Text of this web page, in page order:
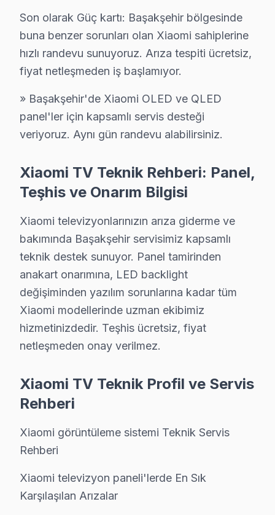
Uzman Xiaomi Teknisyen Ekibimiz
Başakşehir Xiaomi Onarım hizmeti'in başarısı,
• Başakşehir'de Xiaomi Yetkili Hizmet Sertifikasyonu
• Başakşehir'de BGA ve SMD Lehimleme Uzmanlığı
Anakart üzerindeki mikro arızaları tahmin değil,
• Yazılım ve Firmware Yükseltmesi
Başakşehir servisimizde modern teknolojilere ayak
» Teknik yetkinlik ile güvenilirliği bir arada
Başakşehir'de televizyon servis ihtiyacınız için,
Başakşehir Xiaomi servis Merkezi
Başakşehir Xiaomi uzman ekibimiz, Başakşehir bölge
Başakşehir'de Xiaomi servis talebiniz için bizi
Başakşehir'de Xiaomi teknik destek hizmetimiz TV
Başakşehir bu cihaz servis ekibi olarak,
Fabrika Servis Xiaomi Saha Deneyimi:
Saha gözlemlerimiz — Başakşehir özelinde Xiaomi
Başakşehir'deki Xiaomi başvuruları incelendiğinde en
Başakşehir'de son değerlendirme döneminde
— %8 2-3 gün içinde teslim
Son olarak Güç kartı: Başakşehir bölgesinde
buna benzer sorunları olan Xiaomi sahiplerine
hızlı randevu sunuyoruz. Arıza tespiti ücretsiz,
fiyat netleşmeden iş başlamıyor.
» Başakşehir'de Xiaomi OLED ve QLED
panel'ler için kapsamlı servis desteği
veriyoruz. Aynı gün randevu alabilirsiniz.
Xiaomi TV Teknik Rehberi: Panel,
Teşhis ve Onarım Bilgisi
Xiaomi televizyonlarınızın arıza giderme ve
bakımında Başakşehir servisimiz kapsamlı
teknik destek sunuyor. Panel tamirinden
anakart onarımına, LED backlight
değişiminden yazılım sorunlarına kadar tüm
Xiaomi modellerinde uzman ekibimiz
hizmetinizdedir. Teşhis ücretsiz, fiyat
netleşmeden onay verilmez.
Xiaomi TV Teknik Profil ve Servis
Rehberi
Xiaomi görüntüleme sistemi Teknik Servis
Rehberi
Xiaomi televizyon paneli'lerde En Sık
Karşılaşılan Arızalar